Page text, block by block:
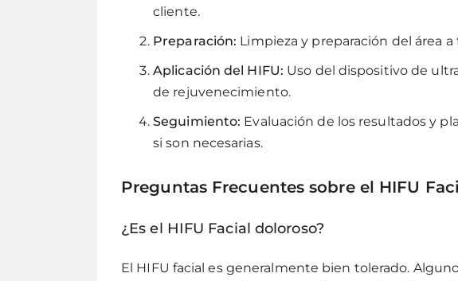
cliente.
Preparación: Limpieza y preparación del área a
Aplicación del HIFU: Uso del dispositivo de
de rejuvenecimiento.
Seguimiento: Evaluación de los resultados y
si son necesarias.
Preguntas Frecuentes sobre el HIFU
¿Es el HIFU Facial doloroso?
El HIFU facial es generalmente bien tolerado.